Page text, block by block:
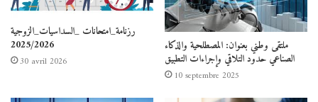
رزنامة_امتحانات _السداسيات_الزوجية
2025/2026
30 avril 2026
ملتقى وطني بعنوان: المصطلحية والذكاء
الصناعي حدود التلاقي وإجراءات التطبيق
10 septembre 2025